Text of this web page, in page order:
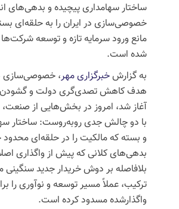
ساختار سهامداری پیچیده و بدهی‌های
خصوصی‌سازی در ایران را به حلقه‌ای
مانع ورود سرمایه تازه و توسعه
شده است.
به گزارشخبرگزاری مهر، خصوصی‌سازی
هدف کاهش تصدی‌گری دولت و گشودن
آغاز شد، امروز در بخش‌هایی از صنعت،
با دو چالش جدی روبه‌روست: ساختار
و بسته که مالکیت را در حلقه‌ای
بدهی‌های کلانی که پیش از واگذاری
بلافاصله بر دوش خریدار جدید سنگینی
ترکیب، عملاً مسیر توسعه و نوآوری را
واگذارشده مسدود کرده است.